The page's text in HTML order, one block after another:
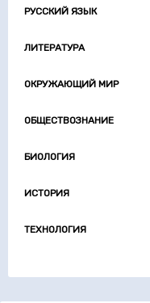
РУССКИЙ ЯЗЫК
ЛИТЕРАТУРА
ОКРУЖАЮЩИЙ МИР
ОБЩЕСТВОЗНАНИЕ
БИОЛОГИЯ
ИСТОРИЯ
ТЕХНОЛОГИЯ